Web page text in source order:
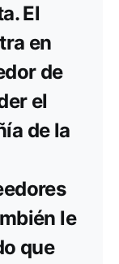
El
en
de
el
de la
le
que